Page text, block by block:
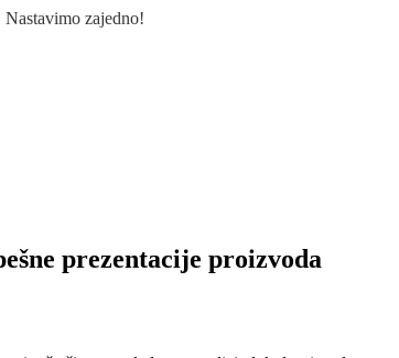
zajedno!
prezentacije proizvoda